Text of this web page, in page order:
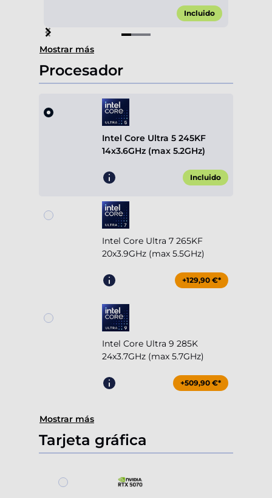
Incluido
Item
1
of
3
Mostrar más
Procesador
Intel Core Ultra 5 245KF
14x3.6GHz (max 5.2GHz)
Incluido
Intel Core Ultra 7 265KF
20x3.9GHz (max 5.5GHz)
+129,90 €*
Intel Core Ultra 9 285K
24x3.7GHz (max 5.7GHz)
+509,90 €*
Mostrar más
Tarjeta gráfica